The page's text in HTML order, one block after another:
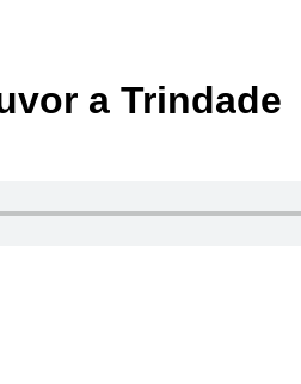
a Trindade